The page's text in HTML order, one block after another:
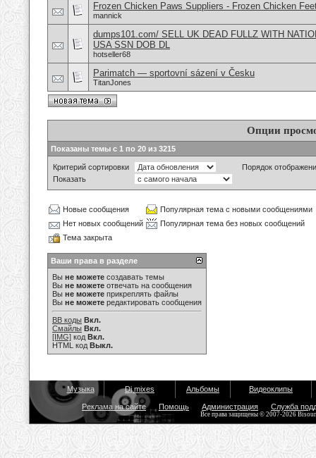
Frozen Chicken Paws Suppliers - Frozen Chicken
mannick
dumps101.com/ SELL UK DEAD FULLZ WITH
USA SSN DOB DL
hotseller68
Parimatch — sportovní sázení v Česku
TitanJones
Опции
Показаны темы с 1 по 20 из 3215
Критерий сортировки
Порядок
Показать
Новые сообщения
Популярная тема с новыми сообщениями
Нет новых сообщений
Популярная тема без новых сообщений
Тема закрыта
Ваши права в разделе
Вы не можете создавать темы
Вы не можете отвечать на сообщения
Вы не можете прикреплять файлы
Вы не можете редактировать сообщения
BB коды Вкл.
Смайлы Вкл.
[IMG] код Вкл.
HTML код Выкл.
Музыка Dj mixes Альбомы Видеоклипы
Реклама на сайте Помощь Администрация Служба
Все права защищены © 2007-2026